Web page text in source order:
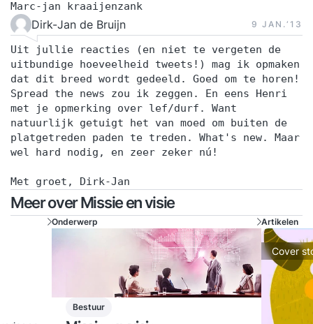
Marc-jan kraaijenzank
Dirk-Jan de Bruijn 9 JAN.‘13
Uit jullie reacties (en niet te vergeten de
uitbundige hoeveelheid tweets!) mag ik opmaken
dat dit breed wordt gedeeld. Goed om te horen!
Spread the news zou ik zeggen. En eens Henri
met je opmerking over lef/durf. Want
natuurlijk getuigt het van moed om buiten de
platgetreden paden te treden. What's new. Maar
wel hard nodig, en zeer zeker nú!
Met groet, Dirk-Jan
Meer over Missie en visie
Onderwerp
Bestuur
Artikelen
Cover